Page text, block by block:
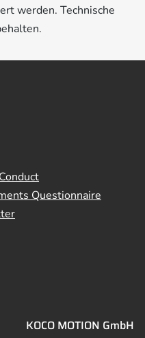
werden. Technische
Questionnaire
KOCO MOTION GmbH